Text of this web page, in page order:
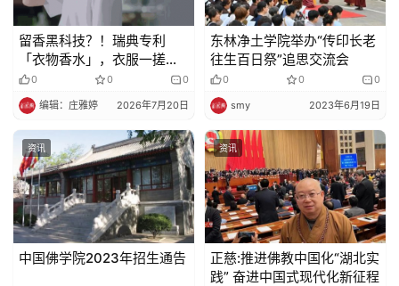
政
策
法
规
免
责
声
明
留香黑科技？！瑞典专利
「衣物香水」，衣服一搓爆
香，明星也在用
0 0 0
编辑：庄雅婷 2026年7月20日
东林净土学院举办“传印长老
往生百日祭”追思交流会
0 0 0
smy 2023年6月19日
资讯
中国佛学院2023年招生通告
资讯
正慈:推进佛教中国化“湖北实
践” 奋进中国式现代化新征程